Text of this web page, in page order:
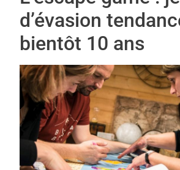
d’évasion
bientôt 10 ans